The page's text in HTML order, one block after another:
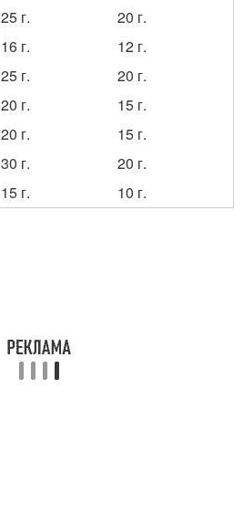
25 г.
20 г.
16 г.
12 г.
25 г.
20 г.
20 г.
15 г.
20 г.
15 г.
30 г.
20 г.
15 г. 10 г.